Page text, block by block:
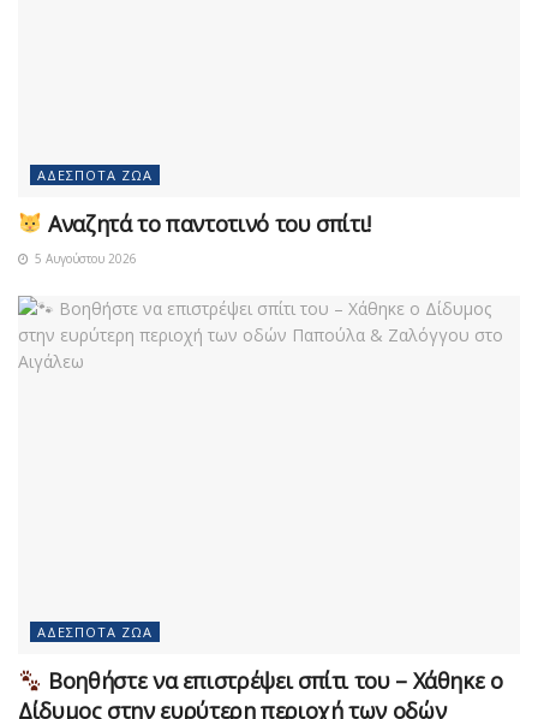
ΑΔΈΣΠΟΤΑ ΖΏΑ
Αναζητά το παντοτινό του σπίτι!
5 Αυγούστου 2026
ΑΔΈΣΠΟΤΑ ΖΏΑ
Βοηθήστε να επιστρέψει σπίτι του – Χάθηκε ο
Δίδυμος στην ευρύτερη περιοχή των οδών